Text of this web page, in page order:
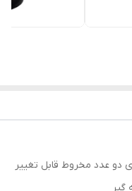
دو عدد مخروط قابل تغییر
گیر